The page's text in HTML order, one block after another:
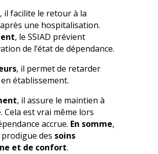
, il facilite le retour à la
une hospitalisation.
, le SSIAD prévient
de l’état de dépendance.
, il permet de retarder
en établissement.
, il assure le maintien à
Cela est vrai même lors
accrue. En somme,
prodigue des soins
et de confort.